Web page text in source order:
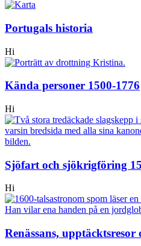
Portugals historia
Hi
Kända personer 1500-1776
Hi
Sjöfart och sjökrigföring
Hi
Renässans,